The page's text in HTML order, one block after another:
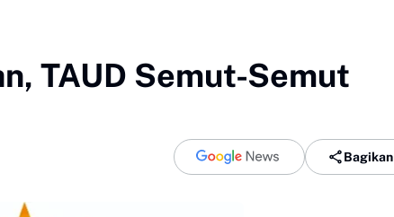
TAUD Semut-Semut
Bagikan